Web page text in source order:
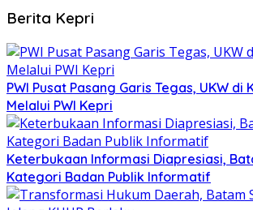
Berita Kepri
PWI Pusat Pasang Garis Tegas, UKW di
Melalui PWI Kepri
Keterbukaan Informasi Diapresiasi,
Kategori Badan Publik Informatif